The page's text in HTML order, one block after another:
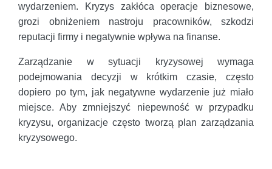
wydarzeniem. Kryzys zakłóca operacje biznesowe,
grozi obniżeniem nastroju pracowników, szkodzi
reputacji firmy i negatywnie wpływa na finanse.
Zarządzanie w sytuacji kryzysowej wymaga
podejmowania decyzji w krótkim czasie, często
dopiero po tym, jak negatywne wydarzenie już miało
miejsce. Aby zmniejszyć niepewność w przypadku
kryzysu, organizacje często tworzą plan zarządzania
kryzysowego.